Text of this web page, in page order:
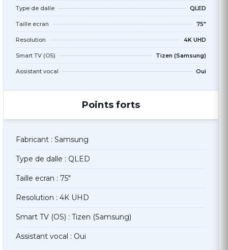
Type de dalle QLED
Taille ecran 75"
Resolution 4K UHD
Smart TV (OS) Tizen (Samsung)
Assistant vocal Oui
Points forts
Fabricant : Samsung
Type de dalle : QLED
Taille ecran : 75"
Resolution : 4K UHD
Smart TV (OS) : Tizen (Samsung)
Assistant vocal : Oui